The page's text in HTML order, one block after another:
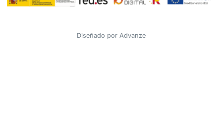
Diseñado por Advanze